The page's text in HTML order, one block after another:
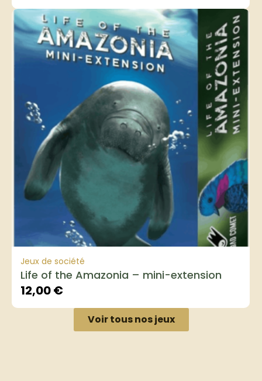
Jeux de société
Life of the Amazonia – mini-extension
12,00€
Voir tous nos jeux